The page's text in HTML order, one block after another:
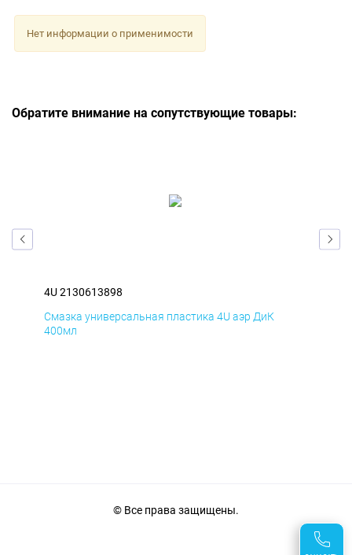
Нет информации о применимости
Обратите внимание на сопутствующие товары:
4U 2130613898
Смазка универсальная пластика 4U аэр ДиК
400мл
© Все права защищены.